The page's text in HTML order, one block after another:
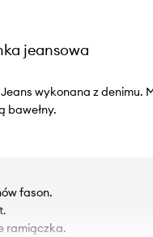
jeansowa
wykonana z denimu.
bawełny.
fason.
ramiączka.